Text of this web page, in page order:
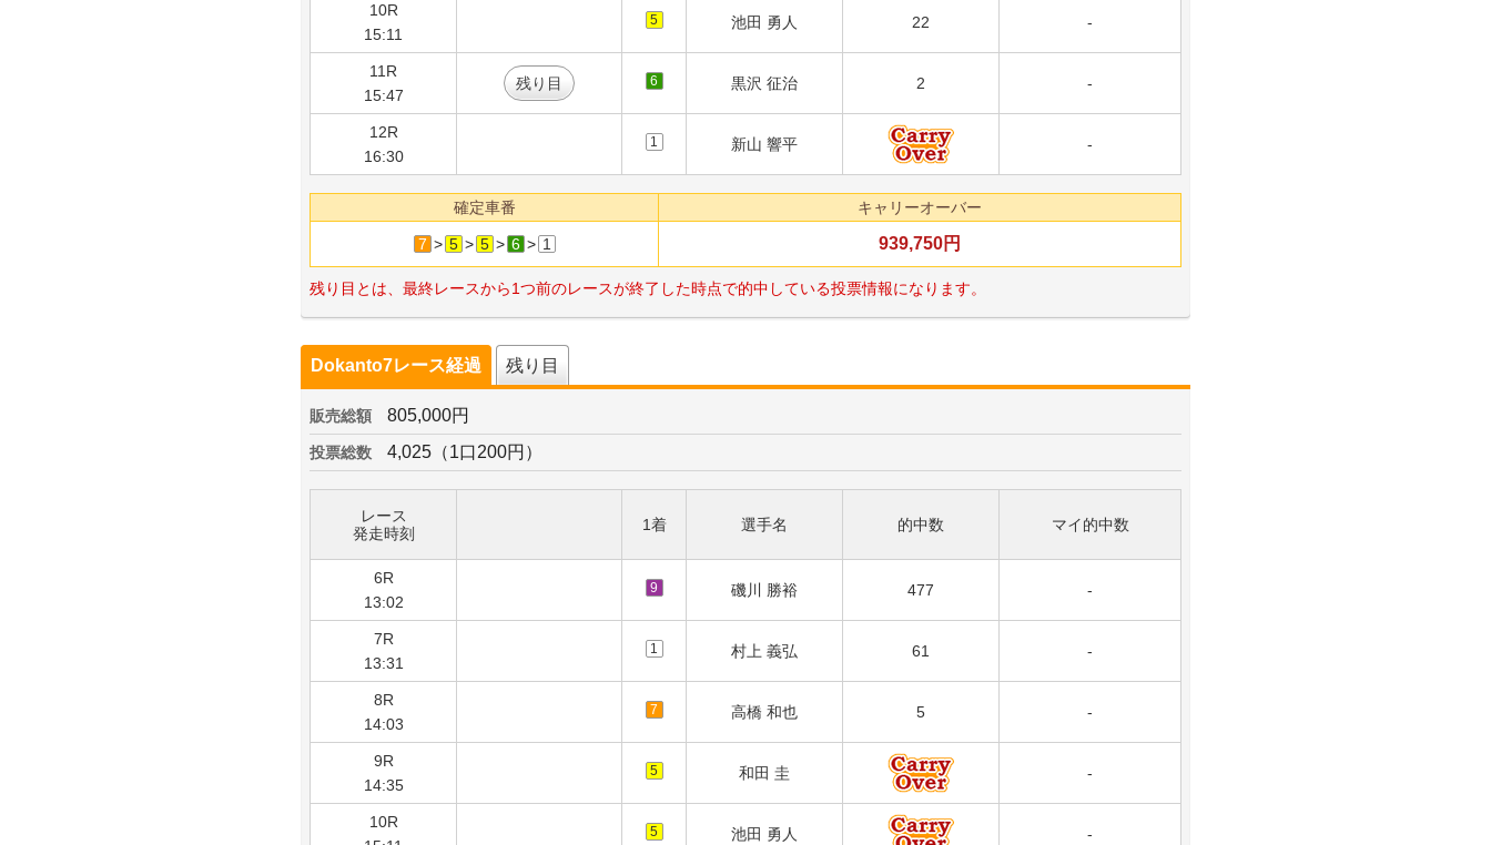
10R
15:11
5 池田 勇人 22 -
11R
15:47
残り目 6 黒沢 征治 2 -
12R
16:30
1 新山 響平 -
確定車番 キャリーオーバー
7 > 5 > 5 > 6 > 1 939,750円
残り目とは、最終レースから1つ前のレースが終了した時点で的中している投票情報になります。
Dokanto7レース経過 残り目
販売総額 805,000円
投票総数 4,025（1口200円）
レース
発走時刻
1着 選手名 的中数 マイ的中数
6R
13:02
9 磯川 勝裕 477 -
7R
13:31
1 村上 義弘 61 -
8R
14:03
7 高橋 和也 5 -
9R
14:35
5 和田 圭 -
10R
5 池田 勇人 -